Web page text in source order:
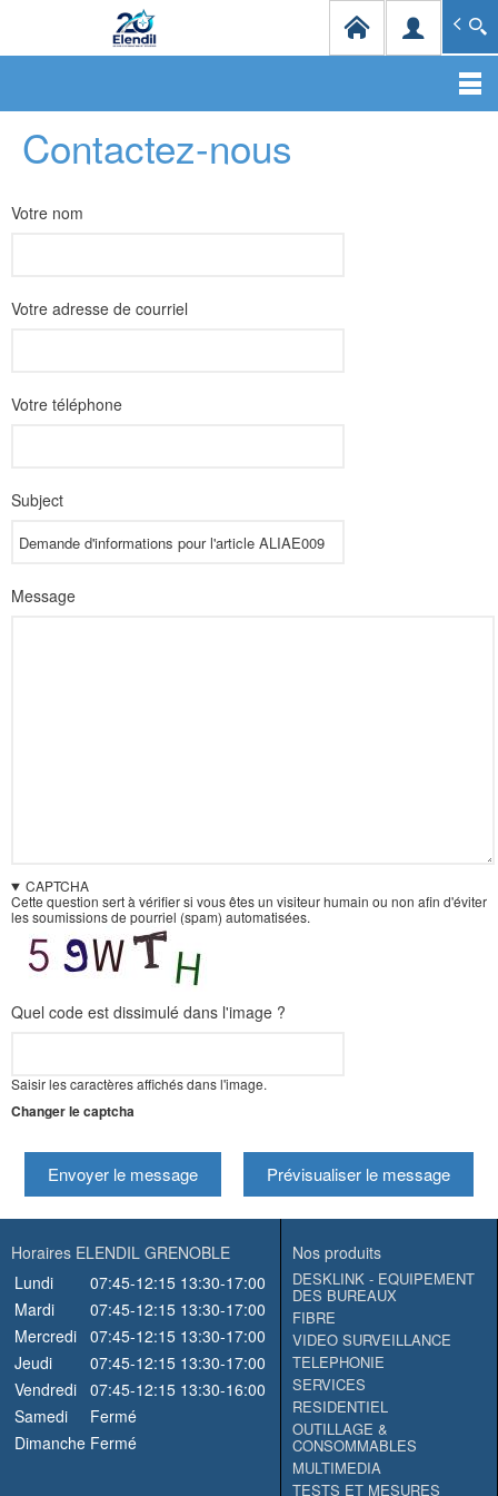
contenu
principal
Spécialiste en infrastructures et solutions de
Contactez-nous
Votre nom
Votre adresse de courriel
Votre téléphone
Subject
Message
CAPTCHA
Cette question sert à vérifier si vous êtes un visiteur humain ou non afin d'éviter
les soumissions de pourriel (spam) automatisées.
Quel code est dissimulé dans l'image ?
Saisir les caractères affichés dans l'image.
Changer le captcha
Envoyer le message Prévisualiser le message
Horaires ELENDIL GRENOBLE
Lundi
07:45-12:15 13:30-17:00
Mardi
07:45-12:15 13:30-17:00
Mercredi 07:45-12:15 13:30-17:00
Jeudi
07:45-12:15 13:30-17:00
Vendredi 07:45-12:15 13:30-16:00
Samedi
Fermé
Dimanche Fermé
Nos produits
DESKLINK - EQUIPEMENT
DES BUREAUX
FIBRE
VIDEO SURVEILLANCE
TELEPHONIE
SERVICES
RESIDENTIEL
OUTILLAGE &
CONSOMMABLES
MULTIMEDIA
TESTS ET MESURES